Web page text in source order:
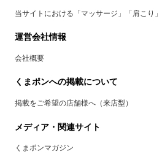
当サイトにおける「マッサージ」「肩こり
運営会社情報
会社概要
くまポンへの掲載について
掲載をご希望の店舗様へ（来店型）
メディア・関連サイト
くまポンマガジン